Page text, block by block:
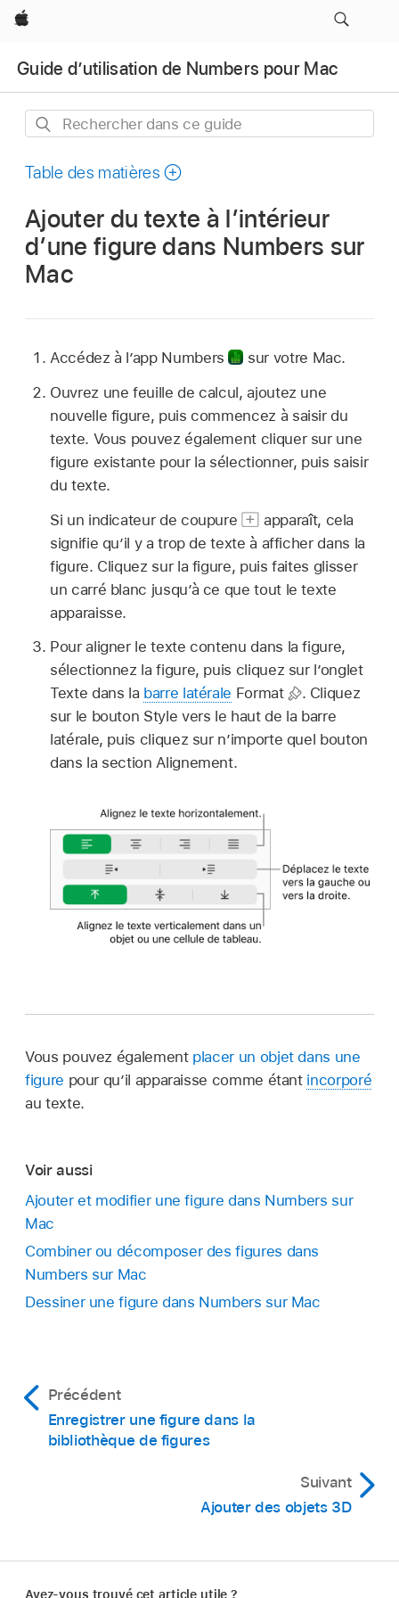
Apple
Guide d’utilisation de Numbers pour Mac
Rechercher
ce
Table des matières
Ajouter du texte à l’intérieur
d’une figure dans Numbers sur
Mac
Accédez à l’app Numbers
sur votre Mac.
Ouvrez une feuille de calcul, ajoutez une
nouvelle figure, puis commencez à saisir du
texte. Vous pouvez également cliquer sur une
figure existante pour la sélectionner, puis saisir
du texte.
Si un indicateur de coupure
apparaît, cela
signifie qu’il y a trop de texte à afficher dans la
figure. Cliquez sur la figure, puis faites glisser
un carré blanc jusqu’à ce que tout le texte
apparaisse.
Pour aligner le texte contenu dans la figure,
sélectionnez la figure, puis cliquez sur l’onglet
Texte dans la barre latérale Format . Cliquez
sur le bouton Style vers le haut de la barre
latérale, puis cliquez sur n’importe quel bouton
dans la section Alignement.
Vous pouvez également placer un objet dans une
figure pour qu’il apparaisse comme étant incorporé
au texte.
Voir aussi
Ajouter et modifier une figure dans Numbers sur
Mac
Combiner ou décomposer des figures dans
Numbers sur Mac
Dessiner une figure dans Numbers sur Mac
Précédent
Enregistrer une figure dans la
bibliothèque de figures
Suivant
Ajouter des objets 3D
Avez-vous trouvé cet article utile ?